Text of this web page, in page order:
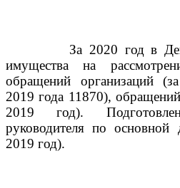
За 2020 год в
имущества на
обращений организаций
2019 года 11870),
2019 год).
руководителя по основной
2019 год).